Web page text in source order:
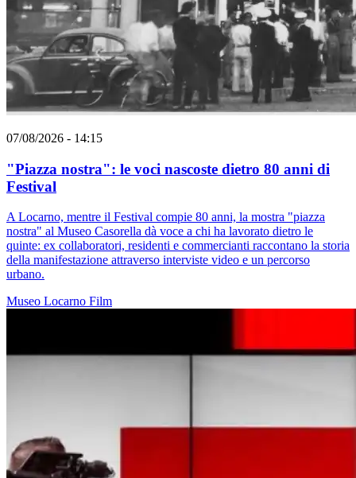
07/08/2026 - 14:15
"Piazza nostra": le voci nascoste dietro 80 anni di
Festival
A Locarno, mentre il Festival compie 80 anni, la mostra "piazza
nostra" al Museo Casorella dà voce a chi ha lavorato dietro le
quinte: ex collaboratori, residenti e commercianti raccontano la storia
della manifestazione attraverso interviste video e un percorso
urbano.
Museo Locarno Film